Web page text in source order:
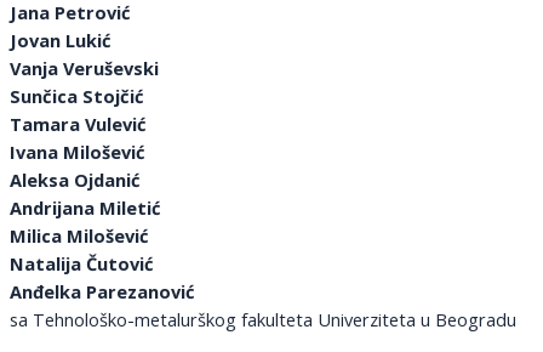
Jana Petrović
Jovan Lukić
Vanja Veruševski
Sunčica Stojčić
Tamara Vulević
Ivana Milošević
Aleksa Ojdanić
Andrijana Miletić
Milica Milošević
Natalija Čutović
Anđelka Parezanović
sa Tehnološko-metalurškog fakulteta Univerziteta u Beogradu